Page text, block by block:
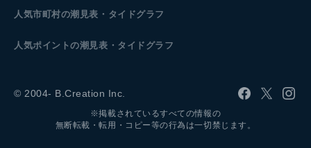
人気市町村の潮見表・タイドグラフ
人気ポイントの潮見表・タイドグラフ
© 2004- B.Creation Inc.
※掲載されているすべての情報の
無断転載・転用・コピー等の行為は一切禁じます。